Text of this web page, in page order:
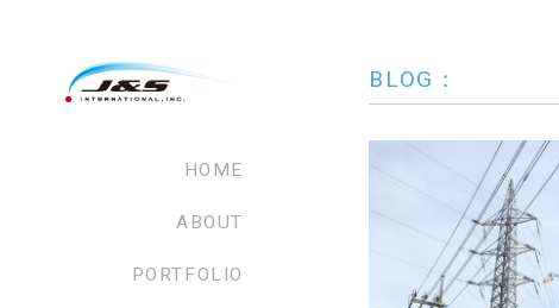
HOME
ABOUT
PORTFOLIO
BLOG：